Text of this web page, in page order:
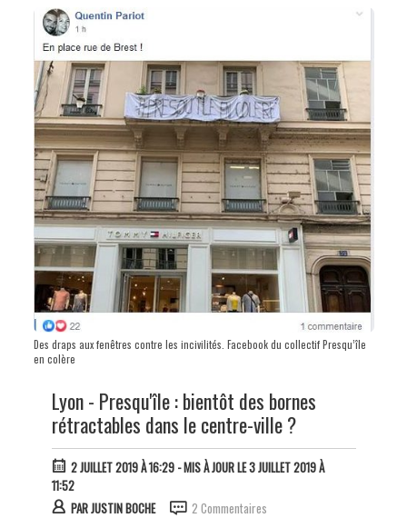
Des draps aux fenêtres contre les incivilités. Facebook du collectif Presqu’île
en colère
Lyon - Presqu'île : bientôt des bornes
rétractables dans le centre-ville ?
2 JUILLET 2019 À 16:29- MIS À JOUR LE 3 JUILLET 2019 À
11:52
PARJUSTIN BOCHE 2 Commentaires